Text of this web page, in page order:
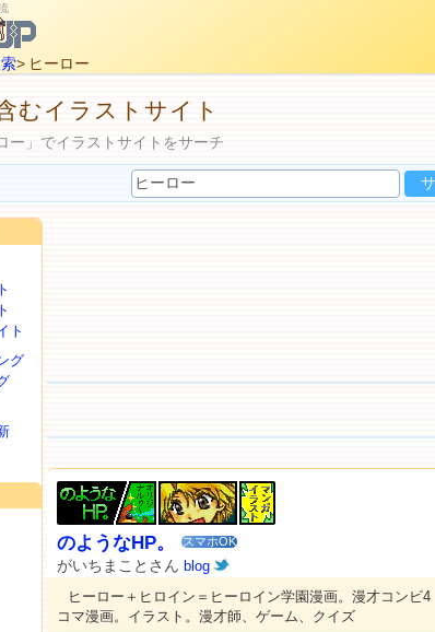
> ヒーロー
むイラストサイト
ー」でイラストサイトをサーチ
ト
グ
のようなHP。 スマホOK
がいちまことさん blog
ヒーロー＋ヒロイン＝ヒーロイン学園漫画。漫才コンビ4
コマ漫画。イラスト。漫才師、ゲーム、クイズ